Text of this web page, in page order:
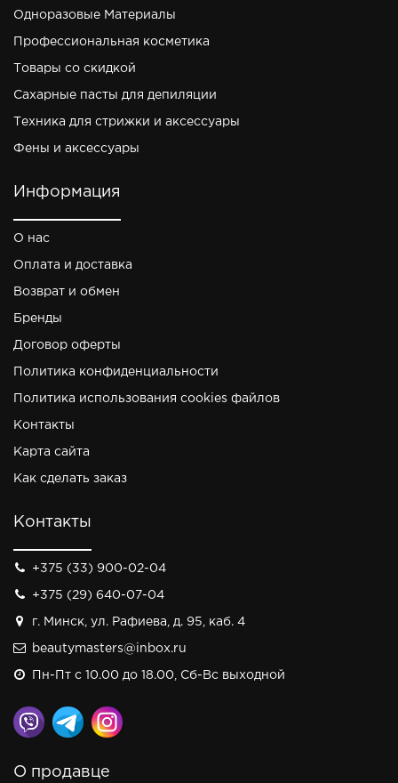
Одноразовые Материалы
Профессиональная косметика
Товары со скидкой
Сахарные пасты для депиляции
Техника для стрижки и аксессуары
Фены и аксессуары
Информация
О нас
Оплата и доставка
Возврат и обмен
Бренды
Договор оферты
Политика конфиденциальности
Политика использования cookies файлов
Контакты
Карта сайта
Как сделать заказ
Контакты
+375 (33) 900-02-04
+375 (29) 640-07-04
г. Минск, ул. Рафиева, д. 95, каб. 4
beautymasters@inbox.ru
Пн-Пт с 10.00 до 18.00, Сб-Вс выходной
О продавце